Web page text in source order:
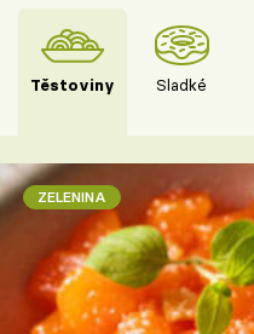
Těstoviny Sladké
ZELENINA